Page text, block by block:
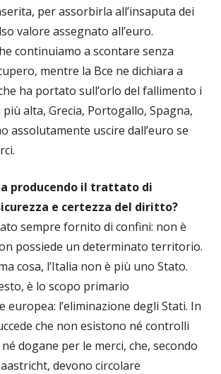
per assorbirla all’insaputa dei
valore assegnato all’euro.
continuiamo a scontare senza
mentre la Bce ne dichiara a
ha portato sull’orlo del fallimento i
più alta, Grecia, Portogallo, Spagna,
assolutamente uscire dall’euro se
producendo il trattato di
e certezza del diritto?
sempre fornito di confini: non è
possiede un determinato territorio.
cosa, l’Italia non è più uno Stato.
è lo scopo primario
europea: l’eliminazione degli Stati. In
che non esistono né controlli
dogane per le merci, che, secondo
devono circolare